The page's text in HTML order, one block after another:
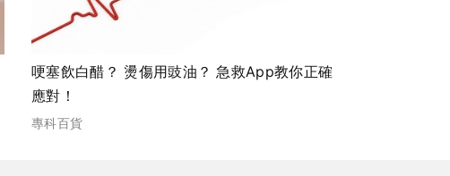
哽塞飲白醋？ 燙傷用豉油？ 急救App教你正確
應對！
專科百貨